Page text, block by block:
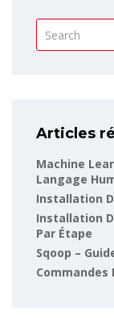
Articles
Machine
Langage
Installation
Installation
Par Étape
Sqoop –
Commandes